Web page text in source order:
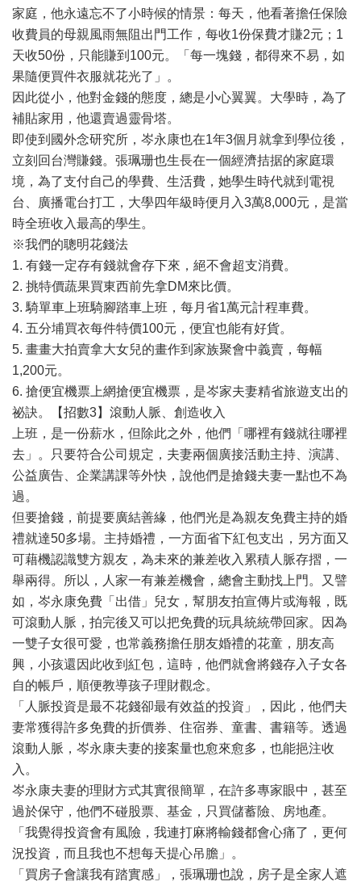
家庭，他永遠忘不了小時候的情景：每天，他看著擔任保險
收費員的母親風雨無阻出門工作，每收1份保費才賺2元；1
天收50份，只能賺到100元。「每一塊錢，都得來不易，如
果隨便買件衣服就花光了」。
因此從小，他對金錢的態度，總是小心翼翼。大學時，為了
補貼家用，他還賣過靈骨塔。
即使到國外念研究所，岑永康也在1年3個月就拿到學位後，
立刻回台灣賺錢。張珮珊也生長在一個經濟拮据的家庭環
境，為了支付自己的學費、生活費，她學生時代就到電視
台、廣播電台打工，大學四年級時便月入3萬8,000元，是當
時全班收入最高的學生。
※我們的聰明花錢法
1. 有錢一定存有錢就會存下來，絕不會超支消費。
2. 挑特價蔬果買東西前先拿DM來比價。
3. 騎單車上班騎腳踏車上班，每月省1萬元計程車費。
4. 五分埔買衣每件特價100元，便宜也能有好貨。
5. 畫畫大拍賣拿大女兒的畫作到家族聚會中義賣，每幅
1,200元。
6. 搶便宜機票上網搶便宜機票，是岑家夫妻精省旅遊支出的
祕訣。【招數3】滾動人脈、創造收入
上班，是一份薪水，但除此之外，他們「哪裡有錢就往哪裡
去」。只要符合公司規定，夫妻兩個廣接活動主持、演講、
公益廣告、企業講課等外快，說他們是搶錢夫妻一點也不為
過。
但要搶錢，前提要廣結善緣，他們光是為親友免費主持的婚
禮就達50多場。主持婚禮，一方面省下紅包支出，另方面又
可藉機認識雙方親友，為未來的兼差收入累積人脈存摺，一
舉兩得。所以，人家一有兼差機會，總會主動找上門。又譬
如，岑永康免費「出借」兒女，幫朋友拍宣傳片或海報，既
可滾動人脈，拍完後又可以把免費的玩具統統帶回家。因為
一雙子女很可愛，也常義務擔任朋友婚禮的花童，朋友高
興，小孩還因此收到紅包，這時，他們就會將錢存入子女各
自的帳戶，順便教導孩子理財觀念。
「人脈投資是最不花錢卻最有效益的投資」，因此，他們夫
妻常獲得許多免費的折價券、住宿券、童書、書籍等。透過
滾動人脈，岑永康夫妻的接案量也愈來愈多，也能挹注收
入。
岑永康夫妻的理財方式其實很簡單，在許多專家眼中，甚至
過於保守，他們不碰股票、基金，只買儲蓄險、房地產。
「我覺得投資會有風險，我連打麻將輸錢都會心痛了，更何
況投資，而且我也不想每天提心吊膽」。
「買房子會讓我有踏實感」，張珮珊也說，房子是全家人遮